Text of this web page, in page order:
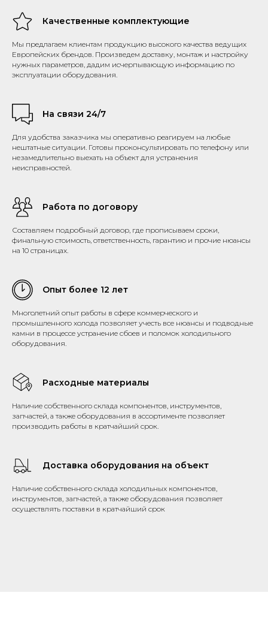
Качественные комплектующие
Мы предлагаем клиентам продукцию высокого качества ведущих
Европейских брендов. Произведем доставку, монтаж и настройку
нужных параметров, дадим исчерпывающую информацию по
эксплуатации оборудования.
На связи 24/7
Для удобства заказчика мы оперативно реагируем на любые
нештатные ситуации. Готовы проконсультировать по телефону или
незамедлительно выехать на объект для устранения
неисправностей.
Работа по договору
Составляем подробный договор, где прописываем сроки,
финальную стоимость, ответственность, гарантию и прочие нюансы
на 10 страницах.
Опыт более 12 лет
Многолетний опыт работы в сфере коммерческого и
промышленного холода позволяет учесть все нюансы и подводные
камни в процессе устранение сбоев и поломок холодильного
оборудования.
Расходные материалы
Наличие собственного склада компонентов, инструментов,
запчастей, а также оборудования в ассортименте позволяет
производить работы в кратчайший срок.
Доставка оборудования на объект
Наличие собственного склада холодильных компонентов,
инструментов, запчастей, а также оборудования позволяет
осуществлять поставки в кратчайший срок